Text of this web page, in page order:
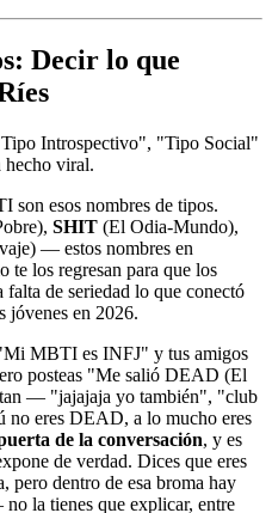
Decir lo que
Introspectivo", "Tipo Social"
viral.
son esos nombres de tipos.
SHIT (El Odia-Mundo),
— estos nombres en
te los regresan para que los
falta de seriedad lo que conectó
jóvenes en 2026.
MBTI es INFJ" y tus amigos
posteas "Me salió DEAD (El
— "jajajaja yo también", "club
eres DEAD, a lo mucho eres
de la conversación, y es
de verdad. Dices que eres
pero dentro de esa broma hay
la tienes que explicar, entre